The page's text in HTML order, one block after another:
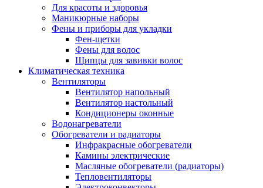
Для красоты и здоровья
Маникюрные наборы
Фены и приборы для укладки
Фен-щетки
Фены для волос
Щипцы для завивки волос
Климатическая техника
Вентиляторы
Вентилятор напольный
Вентилятор настольный
Кондиционеры оконные
Водонагреватели
Обогреватели и радиаторы
Инфракрасные обогреватели
Камины электрические
Масляные обогреватели (радиаторы)
Тепловентиляторы